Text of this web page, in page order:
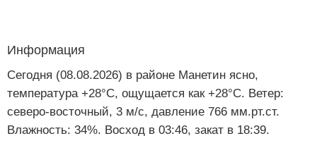
Информация
Сегодня (08.08.2026) в районе Манетин ясно,
температура +28°C, ощущается как +28°C. Ветер:
северо-восточный, 3 м/с, давление 766 мм.рт.ст.
Влажность: 34%. Восход в 03:46, закат в 18:39.